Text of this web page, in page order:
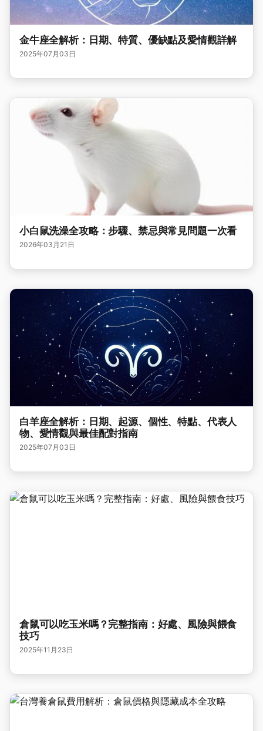
金牛座全解析：日期、特質、優缺點及愛情觀詳解
2025年07月03日
小白鼠洗澡全攻略：步驟、禁忌與常見問題一次看
2026年03月21日
白羊座全解析：日期、起源、個性、特點、代表人
物、愛情觀與最佳配對指南
2025年07月03日
倉鼠可以吃玉米嗎？完整指南：好處、風險與餵食
技巧
2025年11月23日